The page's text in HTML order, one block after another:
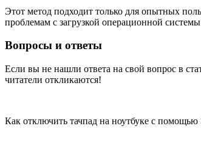
Этот метод подходит только для опытных
проблемам с загрузкой операционной
Вопросы и ответы
Если вы не нашли ответа на свой вопрос в
читатели откликаются!
Как отключить тачпад на ноутбуке с помощью